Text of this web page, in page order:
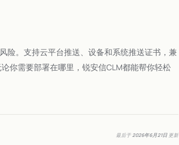
险。支持云平台推送、设备和系统推送证书，兼
你需要部署在哪里，锐安信CLM都能帮你轻松
最后于2026年6月21日 更新